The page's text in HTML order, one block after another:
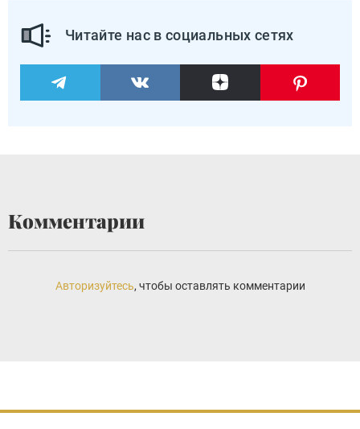
Читайте нас в социальных сетях
Комментарии
Авторизуйтесь, чтобы оставлять комментарии